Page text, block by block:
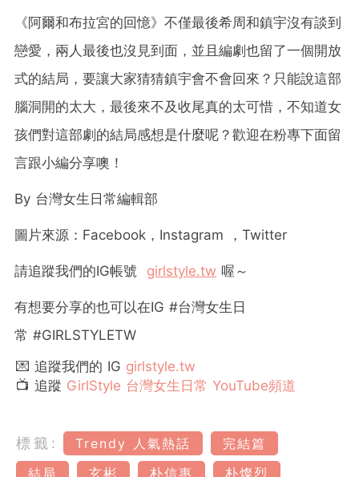
《阿爾和布拉宮的回憶》不僅最後希周和鎮宇沒有談到
戀愛，兩人最後也沒見到面，並且編劇也留了一個開放
式的結局，要讓大家猜猜鎮宇會不會回來？只能說這部
腦洞開的太大，最後來不及收尾真的太可惜，不知道女
孩們對這部劇的結局感想是什麼呢？歡迎在粉專下面留
言跟小編分享噢！
By 台灣女生日常編輯部
圖片來源： Facebook ， Instagram ， Twitter
請追蹤我們的IG帳號 girlstyle.tw 喔～
有想要分享的也可以在IG #台灣女生日
常 #GIRLSTYLETW
💌 追蹤我們的 IG girlstyle.tw
📺 追蹤 GirlStyle 台灣女生日常 YouTube頻道
標籤: Trendy 人氣熱話
完結篇
結局
玄彬 朴信惠
朴燦烈